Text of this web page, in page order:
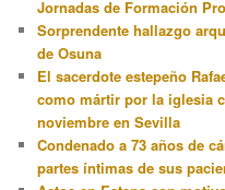
Jornadas de Formación
Sorprendente hallazgo
de Osuna
El sacerdote estepeño
como mártir por la iglesia
noviembre en Sevilla
Condenado a 73 años de
partes íntimas de sus